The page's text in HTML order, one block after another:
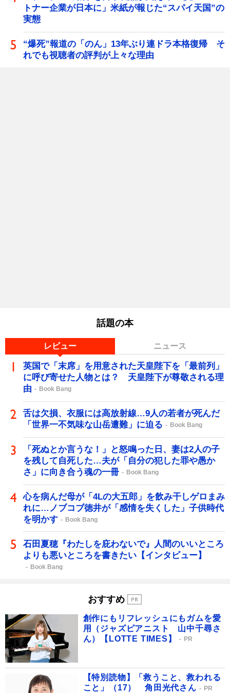
トナー企業が日本に」米紙が報じた“スパイ天国”の
実態
“爆死”報道の「のん」13年ぶり連ドラ本格復帰 そ
れでも視聴者の評判が上々な理由
話題の本
レビュー ニュース
英国で「末席」を用意された天皇陛下を「最前列」
に呼び寄せた人物とは？ 天皇陛下が尊敬される理
由
Book Bang
舌は欠損、衣服には高放射線…9人の若者が死んだ
「世界一不気味な山岳遭難」に迫る
Book Bang
「死ぬとか言うな！」と怒鳴った日、妻は2人の子
を残して自死した…夫が「自分の犯した罪や愚か
さ」に向き合う魂の一冊
Book Bang
心を病んだ母が「4Lの大五郎」を飲み干しゲロまみ
れに…ノブコブ徳井が「感情を失くした」子供時代
を明かす
Book Bang
石田夏穂『わたしを庇わないで』人間のいいところ
よりも悪いところを書きたい【インタビュー】
Book Bang
おすすめ
創作にもリフレッシュにもガムを愛
用（ジャズピアニスト 山中千尋さ
ん）【LOTTE TIMES】
PR
【特別読物】「救うこと、救われる
こと」（17） 角田光代さん
PR